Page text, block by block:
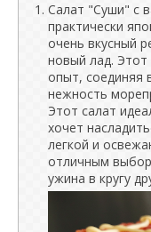
Салат "Суши" с
практически
очень вкусный
новый лад. Этот
опыт, соединяя
нежность
Этот салат
хочет
легкой и
отличным
ужина в кругу